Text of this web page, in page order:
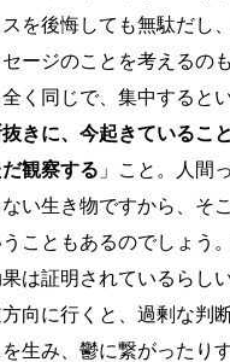
を後悔しても無駄だし
ージのことを考えるの
く同じで、集中すると
きに、今起きているこ
観察する 」こと。人間
い生き物ですから、そ
こともあるのでしょう
は証明されているらし
向に行くと、過剰な判
生み、鬱に繋がったり